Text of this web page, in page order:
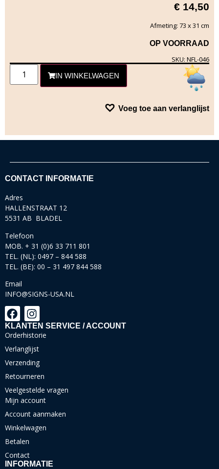
€ 14,50
Afmeting: 73 x 31 cm
OP VOORRAAD
SKU: NFL-046
IN WINKELWAGEN
Voeg toe aan verlanglijst
CONTACT INFORMATIE
Adres
HALLENSTRAAT 12
5531 AB BLADEL
Telefoon
MOB. + 31 (0)6 33 711 801
TEL. (NL): 0497 – 844 588
TEL. (BE): 00 – 31 497 844 588
Email
INFO@SIGNS-USA.NL
KLANTEN SERVICE / ACCOUNT
Orderhistorie
Verlanglijst
Verzending
Retourneren
Veelgestelde vragen
Mijn account
Account aanmaken
Winkelwagen
Betalen
Contact
INFORMATIE